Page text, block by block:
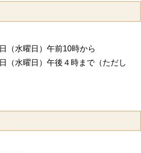
（水曜日）午前10時から
（水曜日）午後４時まで（ただし